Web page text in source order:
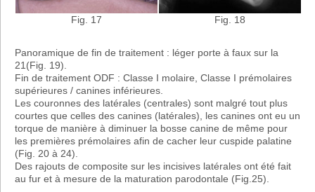
Fig. 17 Fig. 18
Panoramique de fin de traitement : léger porte à faux sur la
21(Fig. 19).
Fin de traitement ODF : Classe I molaire, Classe I prémolaires
supérieures / canines inférieures.
Les couronnes des latérales (centrales) sont malgré tout plus
courtes que celles des canines (latérales), les canines ont eu un
torque de manière à diminuer la bosse canine de même pour
les premières prémolaires afin de cacher leur cuspide palatine
(Fig. 20 à 24).
Des rajouts de composite sur les incisives latérales ont été fait
au fur et à mesure de la maturation parodontale (Fig.25).